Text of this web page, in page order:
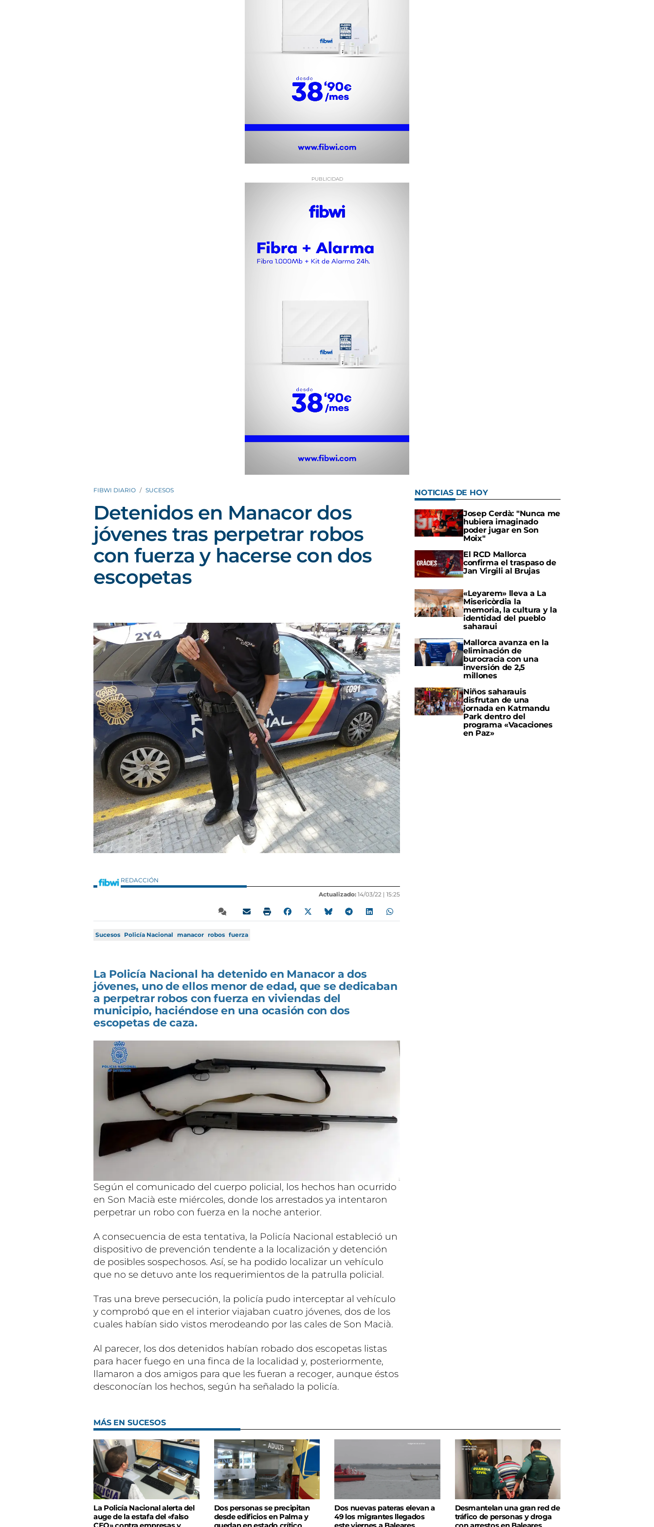
FIBWI DIARIO SUCESOS
Detenidos en Manacor dos
jóvenes tras perpetrar robos
con fuerza y hacerse con dos
escopetas
REDACCIÓN
Actualizado: 14/03/22 | 15:25
Sucesos Policía Nacional manacor robos fuerza
La Policía Nacional ha detenido en Manacor a dos
jóvenes, uno de ellos menor de edad, que se dedicaban
a perpetrar robos con fuerza en viviendas del
municipio, haciéndose en una ocasión con dos
escopetas de caza.
Según el comunicado del cuerpo policial, los hechos han ocurrido
en Son Macià este miércoles, donde los arrestados ya intentaron
perpetrar un robo con fuerza en la noche anterior.
A consecuencia de esta tentativa, la Policía Nacional estableció un
dispositivo de prevención tendente a la localización y detención
de posibles sospechosos. Así, se ha podido localizar un vehículo
que no se detuvo ante los requerimientos de la patrulla policial.
Tras una breve persecución, la policía pudo interceptar al vehículo
y comprobó que en el interior viajaban cuatro jóvenes, dos de los
cuales habían sido vistos merodeando por las cales de Son Macià.
Al parecer, los dos detenidos habían robado dos escopetas listas
para hacer fuego en una finca de la localidad y, posteriormente,
llamaron a dos amigos para que les fueran a recoger, aunque éstos
desconocían los hechos, según ha señalado la policía.
NOTICIAS DE HOY
Josep Cerdà: "Nunca me
hubiera imaginado
poder jugar en Son
Moix"
El RCD Mallorca
confirma el traspaso de
Jan Virgili al Brujas
«Leyarem» lleva a La
Misericòrdia la
memoria, la cultura y la
identidad del pueblo
saharaui
Mallorca avanza en la
eliminación de
burocracia con una
inversión de 2,5
millones
Niños saharauis
disfrutan de una
jornada en Katmandu
Park dentro del
programa «Vacaciones
en Paz»
MÁS EN SUCESOS
La Policía Nacional alerta del
auge de la estafa del «falso
Dos personas se precipitan
desde edificios en Palma y
Dos nuevas pateras elevan a
49 los migrantes llegados
Desmantelan una gran red de
tráfico de personas y droga